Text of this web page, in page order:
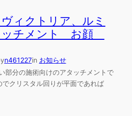
ィクトリア、ルミ
チメント お顔
n461227in お知らせ
部分の施術向けのアタッチメントで
クリスタル回りが平面であれば